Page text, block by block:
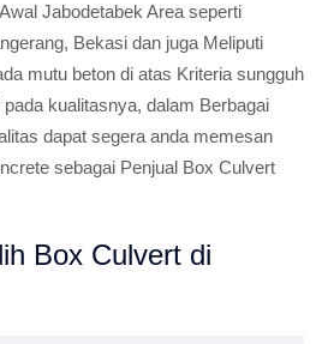
Jabodetabek Area seperti
Bekasi dan juga Meliputi
mutu beton di atas Kriteria sungguh
kualitasnya, dalam Berbagai
dapat segera anda memesan
sebagai Penjual Box Culvert
Box Culvert di